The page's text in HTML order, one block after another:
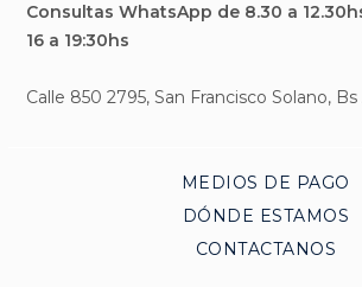
Consultas WhatsApp de 8.30 a
16 a 19:30hs
Calle 850 2795, San Francisco Solano, Bs
MEDIOS DE PAGO
DÓNDE ESTAMOS
CONTACTANOS